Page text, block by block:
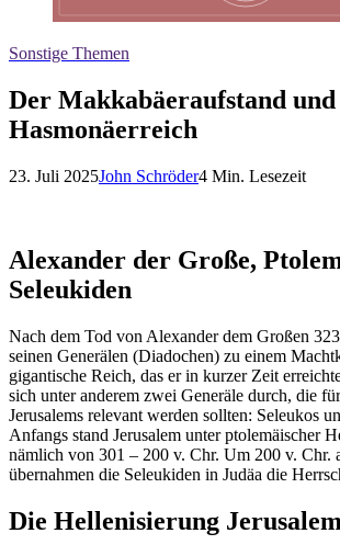
Sonstige Themen
Der Makkabäeraufstand und
Hasmonäerreich
23. Juli 2025John Schröder4 Min. Lesezeit
Alexander der Große,
Seleukiden
Nach dem Tod von Alexander dem Großen
seinen Generälen (Diadochen) zu einem
gigantische Reich, das er in kurzer Zeit
sich unter anderem zwei Generäle durch, die
Jerusalems relevant werden sollten: Seleukos
Anfangs stand Jerusalem unter ptolemäischer
nämlich von 301 – 200 v. Chr. Um 200 v. Chr.
übernahmen die Seleukiden in Judäa die
Die Hellenisierung